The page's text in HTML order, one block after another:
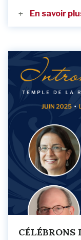
En savoir
CÉLÉBRONS